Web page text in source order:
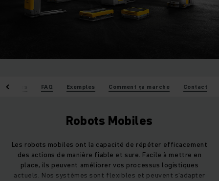
FAQ Exemples Comment ça marche Contact
Robots Mobiles
Les robots mobiles ont la capacité de répéter efficacement
des actions de manière fiable et sure. Facile à mettre en
place, ils peuvent améliorer vos processus logistiques
actuels. Nos systèmes sont flexibles et peuvent s’adapter